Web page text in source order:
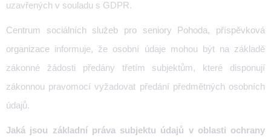
uzavřených v souladu s GDPR.
Centrum sociálních služeb pro seniory Pohoda, příspěvková
organizace informuje, že osobní údaje mohou být na základě
zákonné žádosti předány třetím subjektům, které disponují
zákonnou pravomocí vyžadovat předání předmětných osobních
údajů.
Jaká jsou základní práva subjektu údajů v oblasti ochrany